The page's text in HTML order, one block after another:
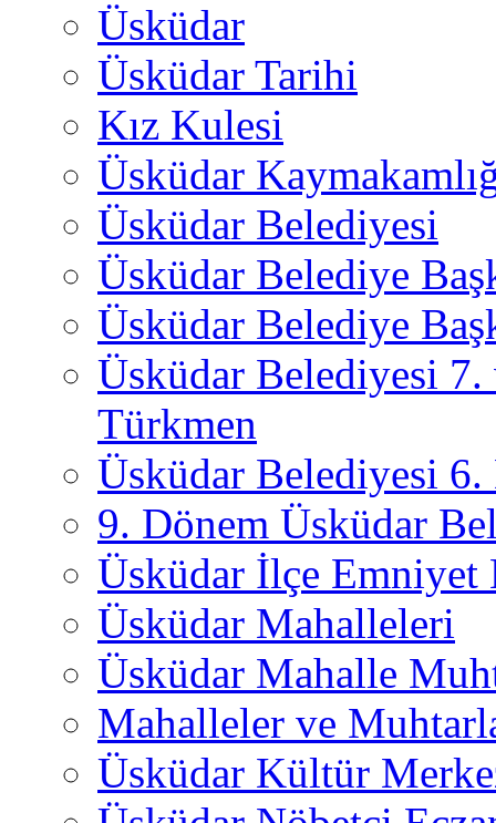
Üsküdar
Üsküdar Tarihi
Kız Kulesi
Üsküdar
Üsküdar Belediyesi
Üsküdar Belediye
Üsküdar Belediye
Üsküdar Belediyesi
Türkmen
Üsküdar Belediyesi 6.
9. Dönem Üsküdar
Üsküdar İlçe
Üsküdar Mahalleleri
Üsküdar Mahalle
Mahalleler ve
Üsküdar Kültür